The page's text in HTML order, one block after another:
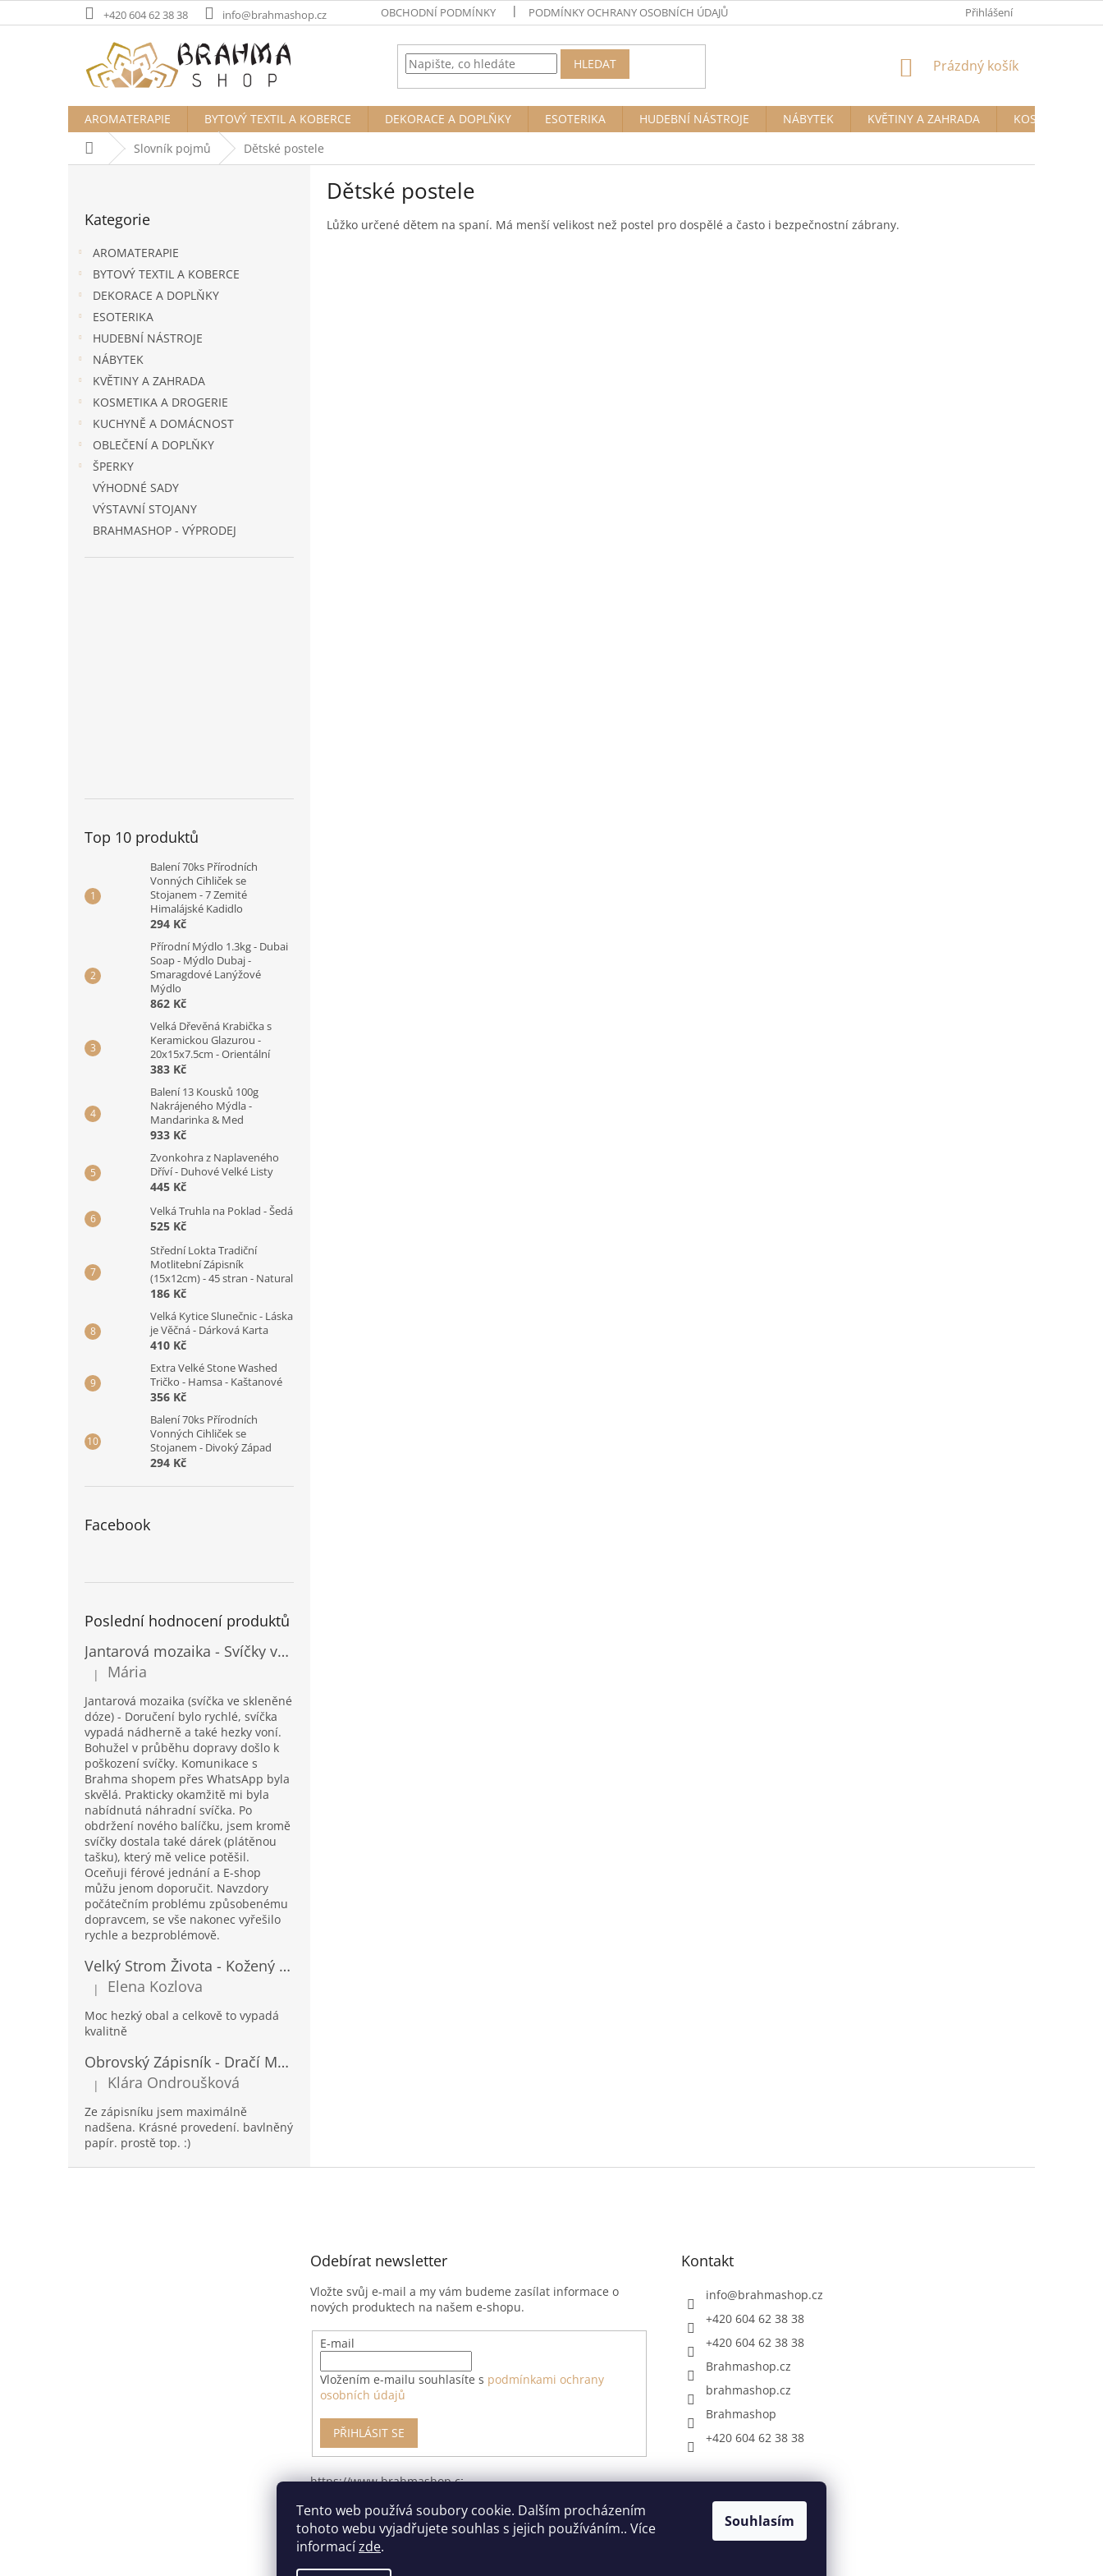
Tento web používá soubory cookie. Dalším procházením
tohoto webu vyjadřujete souhlas s jejich používáním.. Více
informacízde.
Souhlasím
na
+420 604 62 38 38 info@brahmashop.cz OBCHODNÍ PODMÍNKY PODMÍNKY OCHRANY OSOBNÍCH ÚDAJŮ Přihlášení
HLEDAT
NÁKUPNÍ
Prázdný košík
AROMATERAPIE BYTOVÝ TEXTIL A KOBERCE DEKORACE A DOPLŇKY ESOTERIKA HUDEBNÍ NÁSTROJE NÁBYTEK KVĚTINY A ZAHRADA
KOSMETIKA A
Domů Slovník pojmů Dětské postele
kategorie
Kategorie
AROMATERAPIE
BYTOVÝ TEXTIL A KOBERCE
DEKORACE A DOPLŇKY
ESOTERIKA
HUDEBNÍ NÁSTROJE
NÁBYTEK
KVĚTINY A ZAHRADA
KOSMETIKA A DROGERIE
KUCHYNĚ A DOMÁCNOST
OBLEČENÍ A DOPLŇKY
ŠPERKY
VÝHODNÉ SADY
VÝSTAVNÍ STOJANY
BRAHMASHOP - VÝPRODEJ
Top 10 produktů
Balení 70ks Přírodních
Vonných Cihliček se
Stojanem - 7 Zemité
Himalájské Kadidlo
294 Kč
Přírodní Mýdlo 1.3kg - Dubai
Soap - Mýdlo Dubaj -
Smaragdové Lanýžové
Mýdlo
862 Kč
Velká Dřevěná Krabička s
Keramickou Glazurou -
20x15x7.5cm - Orientální
383 Kč
Balení 13 Kousků 100g
Nakrájeného Mýdla -
Mandarinka & Med
933 Kč
Zvonkohra z Naplaveného
Dříví - Duhové Velké Listy
445 Kč
Velká Truhla na Poklad - Šedá
525 Kč
Střední Lokta Tradiční
Motlitební Zápisník
(15x12cm) - 45 stran - Natural
186 Kč
Velká Kytice Slunečnic - Láska
je Věčná - Dárková Karta
410 Kč
Extra Velké Stone Washed
Tričko - Hamsa - Kaštanové
356 Kč
Balení 70ks Přírodních
Vonných Cihliček se
Stojanem - Divoký Západ
294 Kč
Facebook
Poslední hodnocení produktů
Jantarová mozaika - Svíčky ve skleněných dózách - Vysoké
Hodnocení produktu je 5 z 5 hvězdiček.
| Mária
Jantarová mozaika (svíčka ve skleněné
dóze) - Doručení bylo rychlé, svíčka
vypadá nádherně a také hezky voní.
Bohužel v průběhu dopravy došlo k
poškození svíčky. Komunikace s
Brahma shopem přes WhatsApp byla
skvělá. Prakticky okamžitě mi byla
nabídnutá náhradní svíčka. Po
obdržení nového balíčku, jsem kromě
svíčky dostala také dárek (plátěnou
tašku), který mě velice potěšil.
Oceňuji férové jednání a E-shop
můžu jenom doporučit. Navzdory
počátečním problému způsobenému
dopravcem, se vše nakonec vyřešilo
rychle a bezproblémově.
Velký Strom Života - Kožený Zápisník se Šňůrkou a Kamínkem - 20x16x2cm - 160 Stran
Hodnocení produktu je 5 z 5 hvězdiček.
| Elena Kozlova
Moc hezký obal a celkově to vypadá
kvalitně
Obrovský Zápisník - Dračí Mandala s Chakra Kameny - 100 Stran - 25x34cm
Hodnocení produktu je 5 z 5 hvězdiček.
| Klára Ondroušková
Ze zápisníku jsem maximálně
nadšena. Krásné provedení. bavlněný
papír. prostě top. :)
Dětské postele
Lůžko určené dětem na spaní. Má menší velikost než postel pro dospělé a často i bezpečnostní zábrany.
Odebírat newsletter
Vložte svůj e-mail a my vám budeme zasílat informace o
nových produktech na našem e-shopu.
E-mail
Vložením e-mailu souhlasíte s podmínkami ochrany
osobních údajů
PŘIHLÁSIT SE
Kontakt
info@brahmashop.cz
+420 604 62 38 38
+420 604 62 38 38
Brahmashop.cz
brahmashop.cz
Brahmashop
+420 604 62 38 38
https://www.brahmashop.cz/formular-
smlouvy/